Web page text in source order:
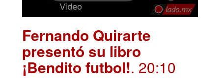
Fernando Quirarte
presentó su libro
¡Bendito futbol!. 20:10